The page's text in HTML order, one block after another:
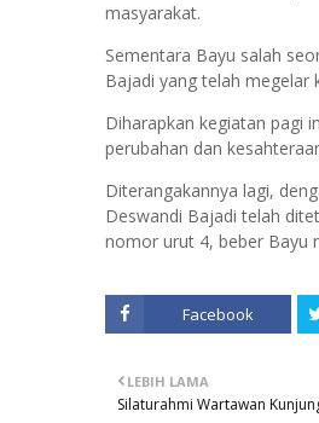
masyarakat.
Sementara Bayu salah
Bajadi yang telah megelar
Diharapkan kegiatan pagi
perubahan dan
Diterangakannya lagi,
Deswandi Bajadi telah
nomor urut 4, beber Bayu
Facebook
LEBIH LAMA
Silaturahmi Wartawan